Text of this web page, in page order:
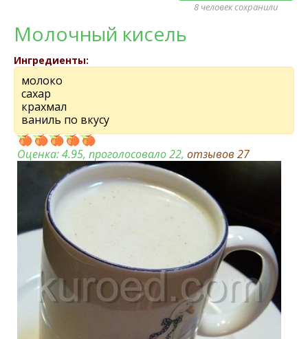
8 человек сохранили
Молочный кисель
Ингредиенты:
молоко
сахар
крахмал
ваниль по вкусу
Оценка:4.95, проголосовало 22, отзывов 27